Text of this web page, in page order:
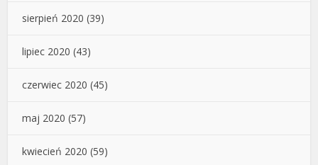
sierpień 2020 (39)
lipiec 2020 (43)
czerwiec 2020 (45)
maj 2020 (57)
kwiecień 2020 (59)